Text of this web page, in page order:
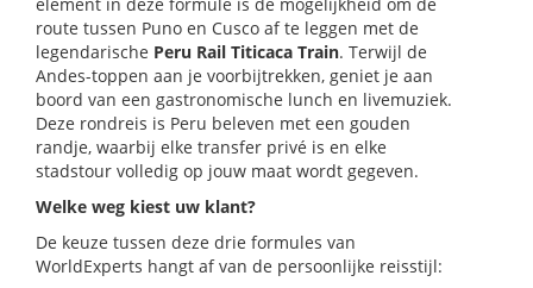
route tussen Puno en Cusco af te leggen met de
legendarische Peru Rail Titicaca Train. Terwijl de
Andes-toppen aan je voorbijtrekken, geniet je aan
boord van een gastronomische lunch en livemuziek.
Deze rondreis is Peru beleven met een gouden
randje, waarbij elke transfer privé is en elke
stadstour volledig op jouw maat wordt gegeven.
Welke weg kiest uw klant?
De keuze tussen deze drie formules van
WorldExperts hangt af van de persoonlijke reisstijl: